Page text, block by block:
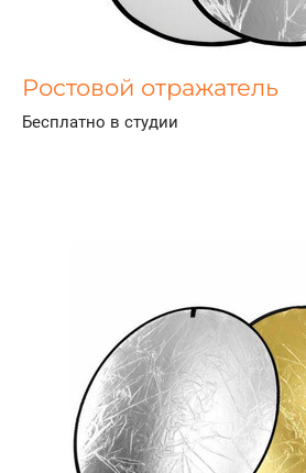
Ростовой отражатель
Бесплатно в студии